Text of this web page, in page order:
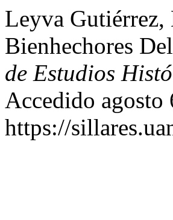
Leyva Gutiérrez,
Bienhechores
de Estudios
Accedido agosto
https://